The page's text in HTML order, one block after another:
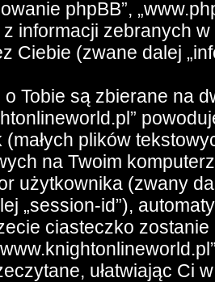
phpBB”,
informacji zebranych
Ciebie (zwane dalej
o Tobie są zbierane na
(małych plików
na Twoim
użytkownika (zwany
„session-id”),
ciasteczko
ułatwiając Ci